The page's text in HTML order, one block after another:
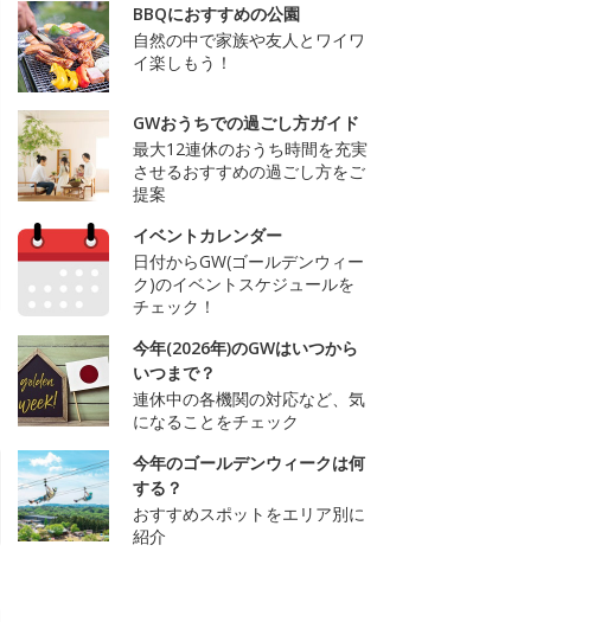
BBQにおすすめの公園
自然の中で家族や友人とワイワ
イ楽しもう！
GWおうちでの過ごし方ガイド
最大12連休のおうち時間を充実
させるおすすめの過ごし方をご
提案
イベントカレンダー
日付からGW(ゴールデンウィー
ク)のイベントスケジュールを
チェック！
今年(2026年)のGWはいつから
いつまで？
連休中の各機関の対応など、気
になることをチェック
今年のゴールデンウィークは何
する？
おすすめスポットをエリア別に
紹介